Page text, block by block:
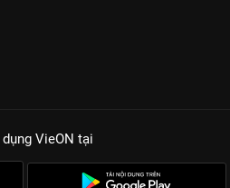
VieON tại